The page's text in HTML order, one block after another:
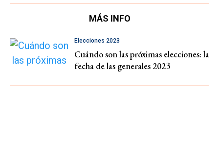
MÁS INFO
Elecciones 2023
Cuándo son las próximas elecciones: la
fecha de las generales 2023